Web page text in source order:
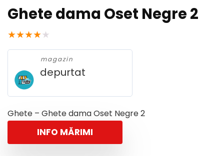
Ghete dama Oset Negre 2
★★★★★
magazin
depurtat
Ghete – Ghete dama Oset Negre 2
INFO MĂRIMI